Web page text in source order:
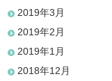
2019年3月
2019年2月
2019年1月
2018年12月